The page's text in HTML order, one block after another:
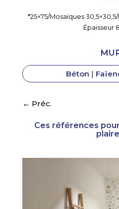
*25×75/Mosaïques
Épaisseur
Béton |
← Préc.
Ces références